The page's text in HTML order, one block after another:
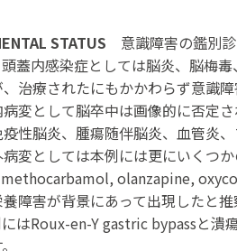
STATUS 意識障害の鑑別
頭蓋内感染症としては脳炎、脳梅
治療されたにもかかわらず意識
変として脳卒中は画像的に否定
疫性脳炎、腫瘍随伴脳炎、血管炎
変としては本例には更にいくつ
olanzapine,
障害が背景にあって出現したと
にはRoux-en-Y gastric bypassと